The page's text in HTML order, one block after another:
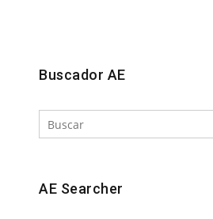
Buscador AE
AE Searcher